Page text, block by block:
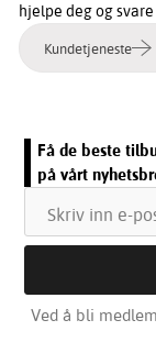
hjelpe deg og
Kundetjeneste
Få de beste
på vårt
Ved å bli